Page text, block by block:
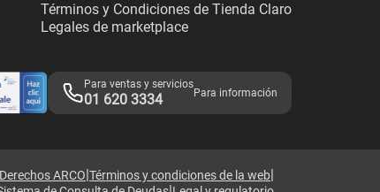
Términos y Condiciones de Tienda Claro
Legales de marketplace
Para ventas y servicios
01 620 3334 Para información
Derechos ARCO|Términos y condiciones de la web|